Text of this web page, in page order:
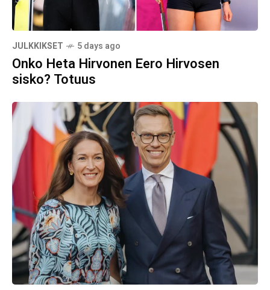
JULKKIKSET 5 days ago
Onko Heta Hirvonen Eero Hirvosen
sisko? Totuus